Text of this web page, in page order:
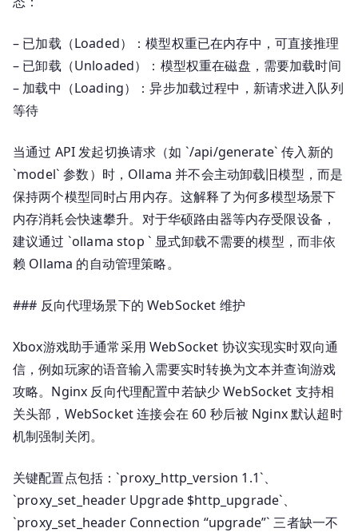
– 已加载（Loaded）：模型权重已在内存中，可直接推理
– 已卸载（Unloaded）：模型权重在磁盘，需要加载时间
– 加载中（Loading）：异步加载过程中，新请求进入队列
等待
当通过 API 发起切换请求（如 `/api/generate` 传入新的
`model` 参数）时，Ollama 并不会主动卸载旧模型，而是
保持两个模型同时占用内存。这解释了为何多模型场景下
内存消耗会快速攀升。对于华硕路由器等内存受限设备，
建议通过 `ollama stop ` 显式卸载不需要的模型，而非依
赖 Ollama 的自动管理策略。
### 反向代理场景下的 WebSocket 维护
Xbox游戏助手通常采用 WebSocket 协议实现实时双向通
信，例如玩家的语音输入需要实时转换为文本并查询游戏
攻略。Nginx 反向代理配置中若缺少 WebSocket 支持相
关头部，WebSocket 连接会在 60 秒后被 Nginx 默认超时
机制强制关闭。
关键配置点包括：`proxy_http_version 1.1`、
`proxy_set_header Upgrade $http_upgrade`、
`proxy_set_header Connection “upgrade”` 三者缺一不